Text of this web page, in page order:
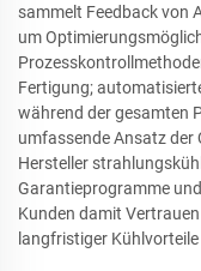
sammelt Feedback von
um
Fertigung;
während der gesamten
umfassende Ansatz
Hersteller
Garantieprogramme
Kunden damit
langfristiger Kühlvorteile